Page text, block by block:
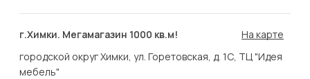
г.Химки. Мегамагазин 1000 кв.м!
На карте
городской округ Химки, ул. Горетовская, д. 1С, ТЦ "Идея
мебель"